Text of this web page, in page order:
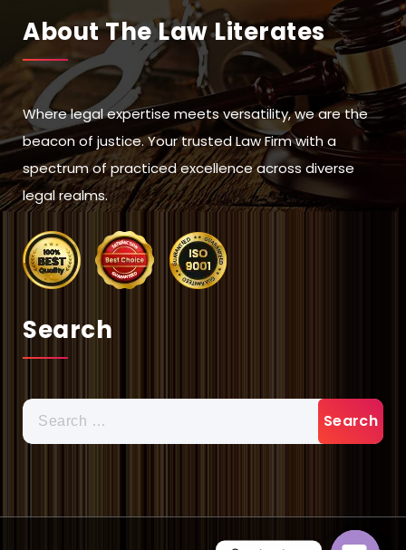
About The Law Literates
Where legal expertise meets versatility, we are the
beacon of justice. Your trusted Law Firm with a
spectrum of practiced excellence across diverse
legal realms.
Search
Search
for: